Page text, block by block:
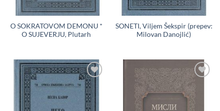
O SOKRATOVOM DEMONU *
O SUJEVERJU, Plutarh
SONETI, Viljem Šekspir (prepev:
Milovan Danojlić)
Dodaj
u
Listu
želja
Dodaj
Listu